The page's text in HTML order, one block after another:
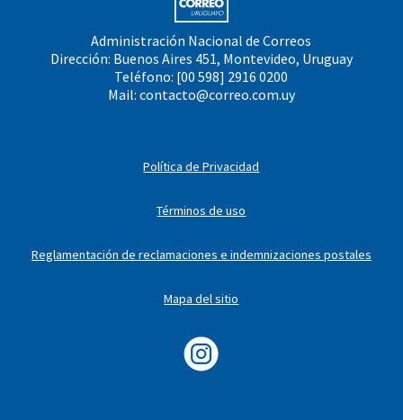
Administración Nacional de Correos
Dirección: Buenos Aires 451, Montevideo, Uruguay
Teléfono: [00 598] 2916 0200
Mail: contacto@correo.com.uy
Política de Privacidad
Términos de uso
Reglamentación de reclamaciones e indemnizaciones postales
Mapa del sitio